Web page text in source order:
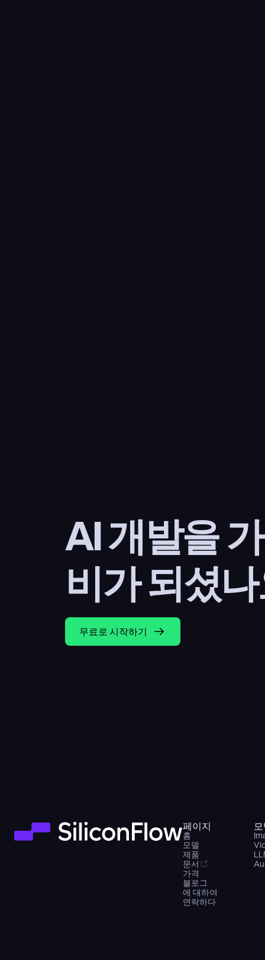
AI 개발을
비가 되셨
무료로 시작하기
페이지
홈
모델
제품
문서
가격
블로그
에 대하여
연락하다